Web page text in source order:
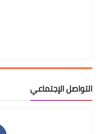
التواصل الإجتماعي